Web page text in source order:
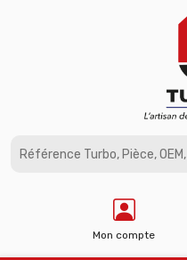
Mon compte
Panneau de gestion des